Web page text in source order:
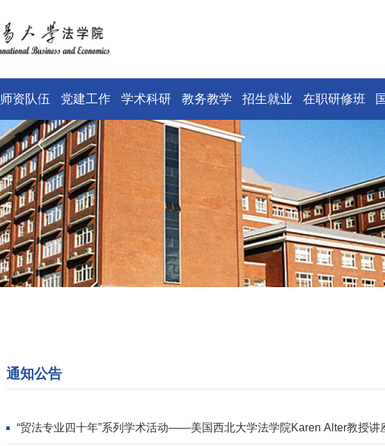
师资队伍 党建工作 学术科研 教务教学 招生就业 在职研修班
通知公告
“贸法专业四十年”系列学术活动——美国西北大学法学院Karen Alter教授讲